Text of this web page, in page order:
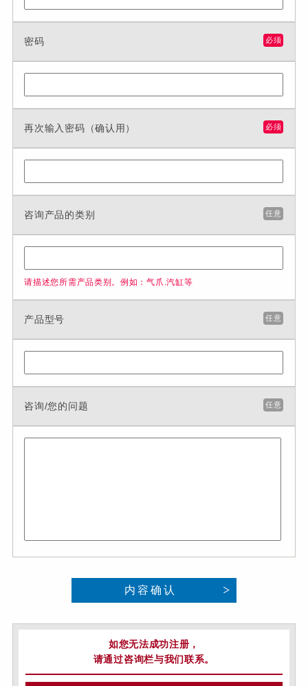
密码 必须
再次输入密码（确认用） 必须
咨询产品的类别 任意
请描述您所需产品类别。例如：气爪.汽缸等
产品型号 任意
咨询/您的问题 任意
内容确认
如您无法成功注册，
请通过咨询栏与我们联系。